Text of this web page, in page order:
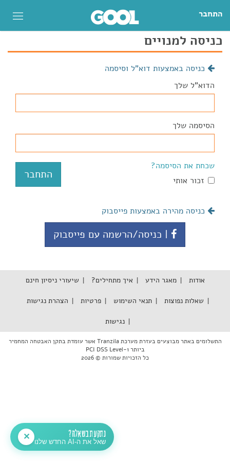
התחבר
כניסה למנויים
כניסה באמצעות דוא"ל וסיסמה
הדוא"ל שלך
הסיסמה שלך
שכחת את הסיסמה?
זכור אותי
כניסה מהירה באמצעות פייסבוק
| כניסה/הרשמה עם פייסבוק
אודות מאגר הידע איך מתחילים? שיעורי ניסיון חינם
שאלות נפוצות תנאי השימוש פרטיות הצהרת נגישות
נגישות
התשלומים באתר מבוצעים בעזרת מערכת Tranzila אשר עומדת בתקן האבטחה המחמיר
ביותר PCI DSS Level-1
כל הזכויות שמורות © 2026
נתקעת בשאלה?
שאל את ה-AI החדש שלנו
✕